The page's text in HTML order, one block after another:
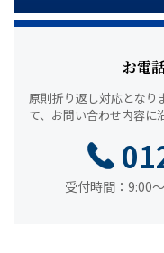
お電
受付時間：9:00
原則折り返し対応となり
て、 お問い合わせ内容に